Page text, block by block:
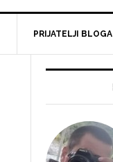
PRIJATELJI BLOGA
Primary